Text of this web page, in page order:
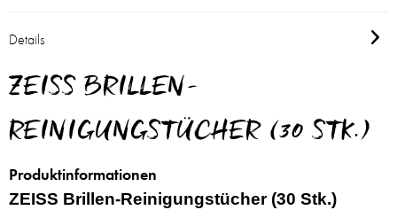
Details
ZEISS BRILLEN-
REINIGUNGSTÜCHER (30 STK.)
Produktinformationen
ZEISS Brillen-Reinigungstücher (30 Stk.)